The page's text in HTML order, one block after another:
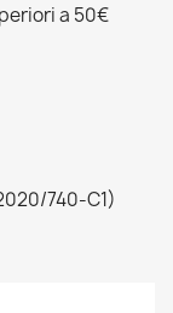
a 50€
740-C1)